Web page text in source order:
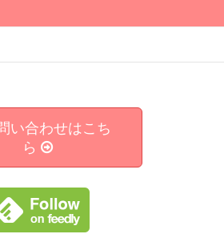
い合わせはこち
ら